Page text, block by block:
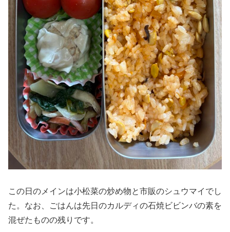
この日のメインは小松菜の炒め物と市販のシュウマイでし
た。なお、ごはんは先日のカルディの石焼ビビンバの素を
混ぜたものの残りです。